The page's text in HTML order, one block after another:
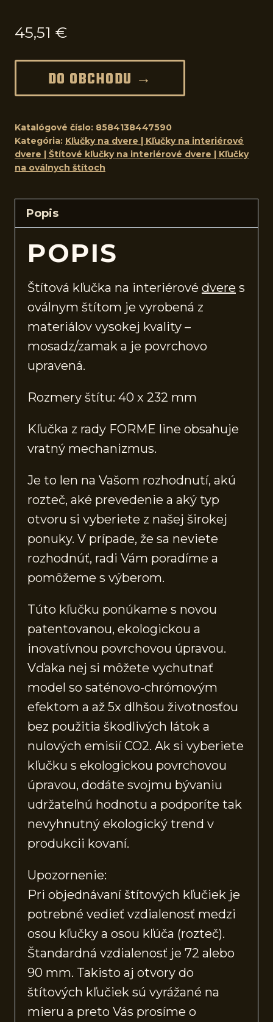
45,51 €
DO OBCHODU →
Katalógové číslo: 8584138447590
Kategória: Kľučky na dvere | Kľučky na interiérové
dvere | Štítové kľučky na interiérové dvere | Kľučky
na oválnych štítoch
Popis
POPIS
Štítová kľučka na interiérové dvere s
oválnym štítom je vyrobená z
materiálov vysokej kvality –
mosadz/zamak a je povrchovo
upravená.
Rozmery štítu: 40 x 232 mm
Kľučka z rady FORME line obsahuje
vratný mechanizmus.
Je to len na Vašom rozhodnutí, akú
rozteč, aké prevedenie a aký typ
otvoru si vyberiete z našej širokej
ponuky. V prípade, že sa neviete
rozhodnúť, radi Vám poradíme a
pomôžeme s výberom.
Túto kľučku ponúkame s novou
patentovanou, ekologickou a
inovatívnou povrchovou úpravou.
Vďaka nej si môžete vychutnať
model so saténovo-chrómovým
efektom a až 5x dlhšou životnosťou
bez použitia škodlivých látok a
nulových emisií CO2. Ak si vyberiete
kľučku s ekologickou povrchovou
úpravou, dodáte svojmu bývaniu
udržateľnú hodnotu a podporíte tak
nevyhnutný ekologický trend v
produkcii kovaní.
Upozornenie:
Pri objednávaní štítových kľučiek je
potrebné vedieť vzdialenosť medzi
osou kľučky a osou kľúča (rozteč).
Štandardná vzdialenosť je 72 alebo
90 mm. Takisto aj otvory do
štítových kľučiek sú vyrážané na
mieru a preto Vás prosíme o